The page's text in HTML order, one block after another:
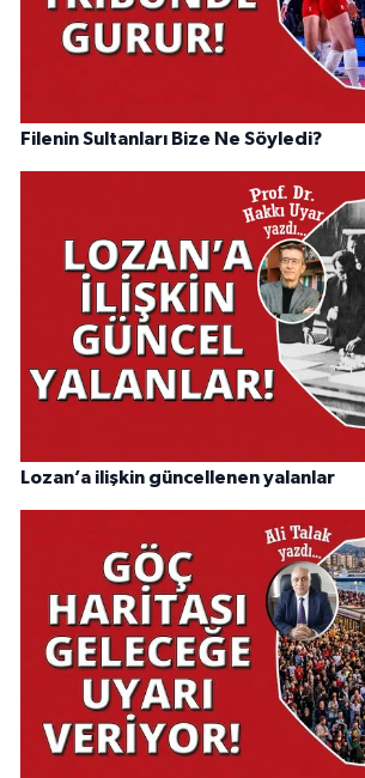
Filenin Sultanları Bize Ne Söyledi?
Lozan’a ilişkin güncellenen yalanlar